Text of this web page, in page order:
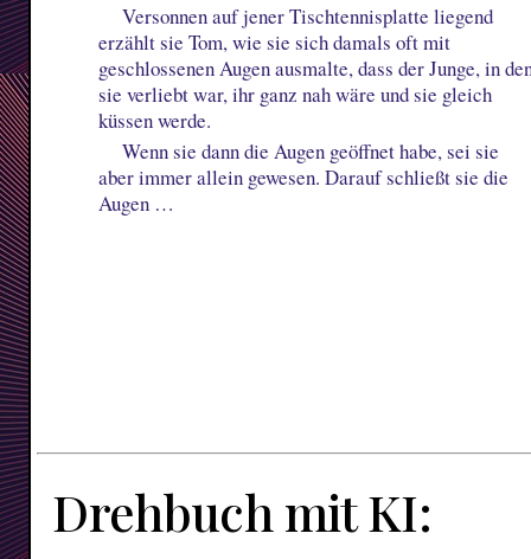
Versonnen auf jener Tischtennisplatte liegend
erzählt sie Tom, wie sie sich damals oft mit
geschlossenen Augen ausmalte, dass der Junge, in
sie verliebt war, ihr ganz nah wäre und sie gleich
küssen werde.
Wenn sie dann die Augen geöffnet habe, sei sie
aber immer allein gewesen. Darauf schließt sie die
Augen …
Drehbuch mit KI: